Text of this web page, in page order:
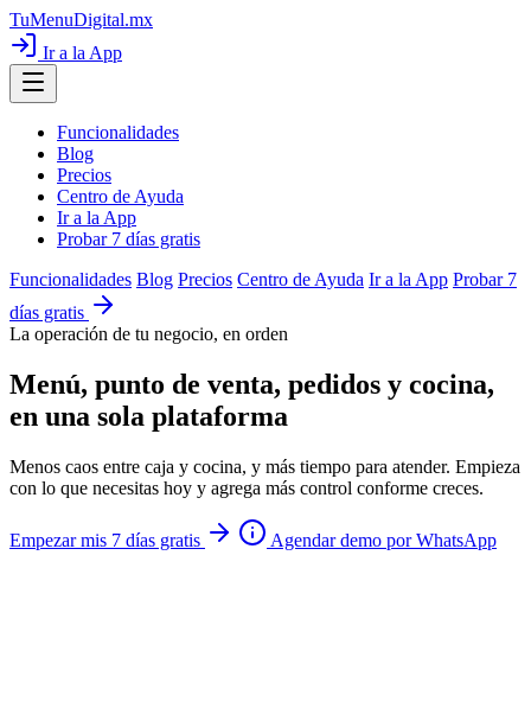
TuMenuDigital.mx
Ir a la App
Funcionalidades
Blog
Precios
Centro de Ayuda
Ir a la App
Probar 7 días gratis
Funcionalidades Blog Precios Centro de Ayuda Ir a la App Probar 7
días gratis
La operación de tu negocio, en orden
Menú, punto de venta, pedidos y cocina,
en una sola plataforma
Menos caos entre caja y cocina, y más tiempo para atender. Empieza
con lo que necesitas hoy y agrega más control conforme creces.
Empezar mis 7 días gratis Agendar demo por WhatsApp